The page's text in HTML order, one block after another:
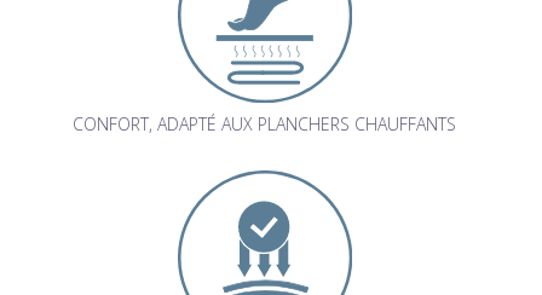
CONFORT, ADAPTÉ AUX PLANCHERS CHAUFFANTS